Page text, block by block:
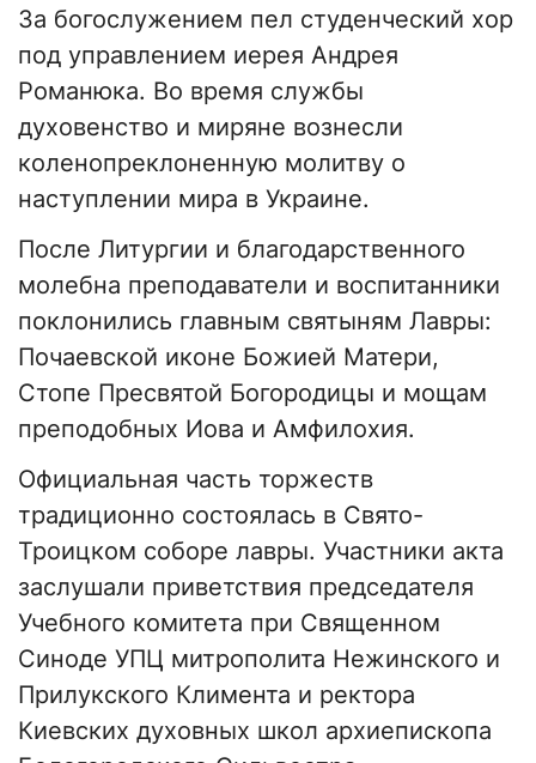
За богослужением пел студенческий хор
под управлением иерея Андрея
Романюка. Во время службы
духовенство и миряне вознесли
коленопреклоненную молитву о
наступлении мира в Украине.
После Литургии и благодарственного
молебна преподаватели и воспитанники
поклонились главным святыням Лавры:
Почаевской иконе Божией Матери,
Стопе Пресвятой Богородицы и мощам
преподобных Иова и Амфилохия.
Официальная часть торжеств
традиционно состоялась в Свято-
Троицком соборе лавры. Участники акта
заслушали приветствия председателя
Учебного комитета при Священном
Синоде УПЦ митрополита Нежинского и
Прилукского Климента и ректора
Киевских духовных школ архиепископа